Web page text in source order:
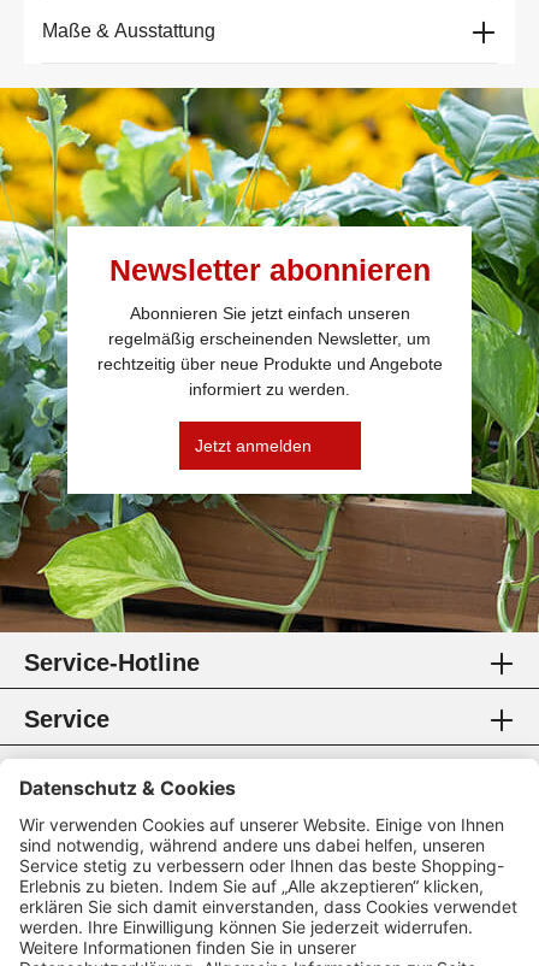
Maße & Ausstattung
Newsletter abonnieren
Abonnieren Sie jetzt einfach unseren
regelmäßig erscheinenden Newsletter, um
rechtzeitig über neue Produkte und Angebote
informiert zu werden.
Jetzt anmelden
Service-Hotline
Service
Information
Rechtliches
Zahlungsmethoden
Zertifikate